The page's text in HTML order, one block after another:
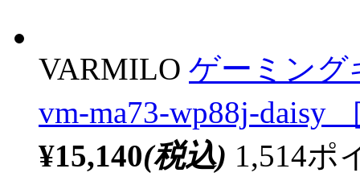
VARMILO ゲーミング
vm-ma73-wp88j-daisy
¥15,140(税込) 1,514ポ